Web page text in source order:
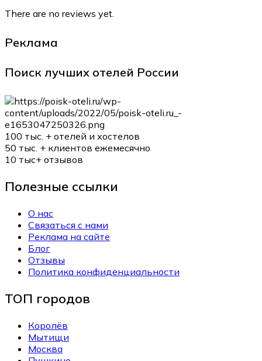
There are no reviews yet.
Реклама
Поиск лучших отелей России
100 тыс. + отелей и хостелов
50 тыс. + клиентов ежемесячно
10 тыс+ отзывов
Полезные ссылки
О нас
Связаться с нами
Реклама на сайте
Блог
Отзывы
Политика конфиденциальности
ТОП городов
Королёв
Мытищи
Москва